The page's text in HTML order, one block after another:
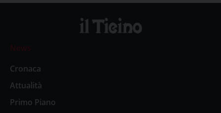
News
Cronaca
Attualità
Primo Piano